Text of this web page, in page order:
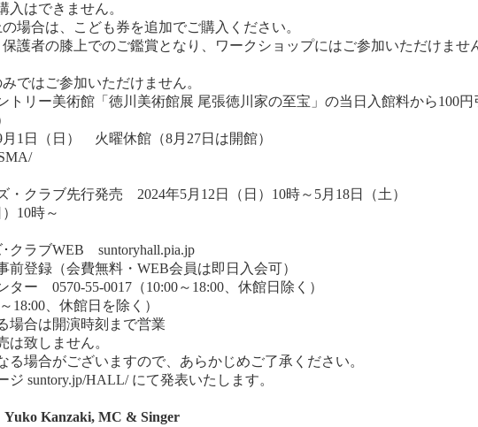
はできません。
場合は、こども券を追加でご購入ください。
護者の膝上でのご鑑賞となり、ワークショップにはご参加いただけませ
ではご参加いただけません。
リー美術館「徳川美術館展 尾張徳川家の至宝」の当日入館料から100
1日（日） 火曜休館（8月27日は開館）
・クラブ先行発売
2024年5月12日（日）10時～5月18日（土）
10時～
･クラブWEB suntoryhall.pia.jp
登録（会費無料・WEB会員は即日入会可）
ー 0570-55-0017（10:00～18:00、休館日除く）
18:00、休館日を除く）
合は開演時刻まで営業
致しません。
場合がございますので、あらかじめご了承ください。
ジ suntory.jp/HALL/にて発表いたします。
Yuko Kanzaki, MC & Singer